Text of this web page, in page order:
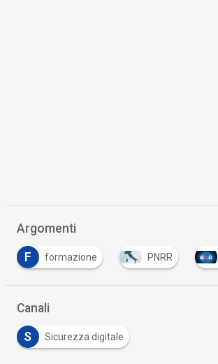
Argomenti
PNRR Tutto su Cyber Security
Canali
S Sicurezza digitale